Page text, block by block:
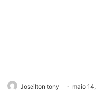
Joseilton tony maio